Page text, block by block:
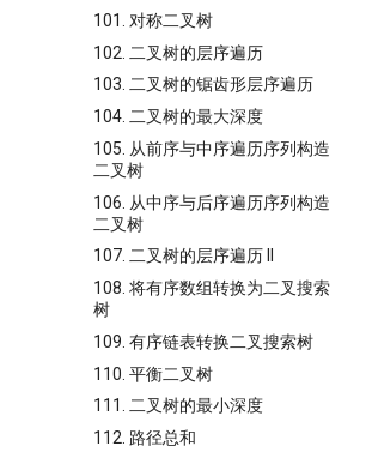
101. 对称二叉树
102. 二叉树的层序遍历
103. 二叉树的锯齿形层序遍历
104. 二叉树的最大深度
105. 从前序与中序遍历序列构造
二叉树
106. 从中序与后序遍历序列构造
二叉树
107. 二叉树的层序遍历 II
108. 将有序数组转换为二叉搜索
树
109. 有序链表转换二叉搜索树
110. 平衡二叉树
111. 二叉树的最小深度
112. 路径总和